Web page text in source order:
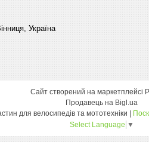
Україна
Сайт створений на маркетплейсі
Продавець на Bigl.ua
Select Language ▼